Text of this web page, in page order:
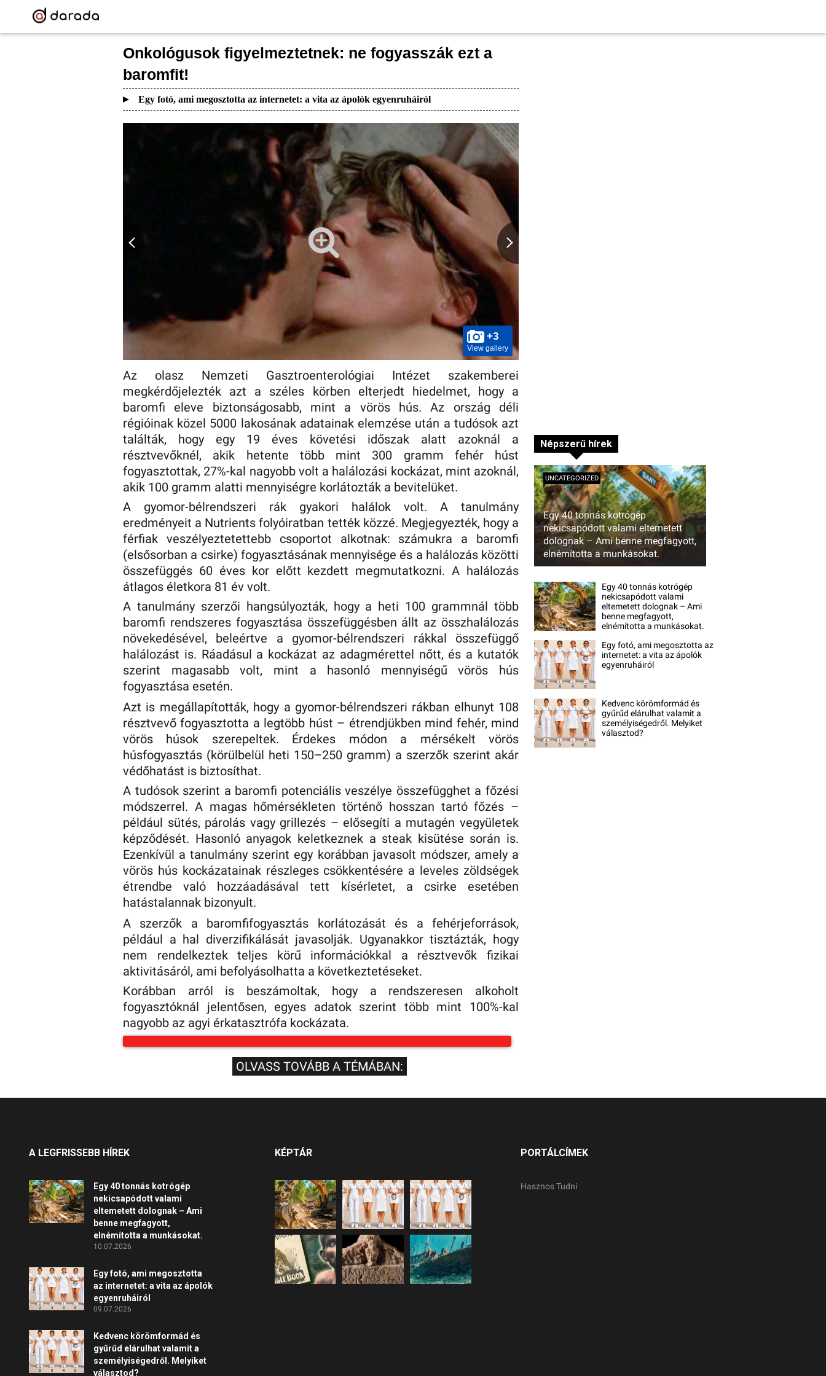
Onkológusok figyelmeztetnek: ne fogyasszák ezt a
baromfit!
Egy fotó, ami megosztotta az internetet: a vita az ápolók egyenruháiról
+3
View gallery
Az olasz Nemzeti Gasztroenterológiai Intézet szakemberei
megkérdőjelezték azt a széles körben elterjedt hiedelmet, hogy a
baromfi eleve biztonságosabb, mint a vörös hús. Az ország déli
régióinak közel 5000 lakosának adatainak elemzése után a tudósok azt
találták, hogy egy 19 éves követési időszak alatt azoknál a
résztvevőknél, akik hetente több mint 300 gramm fehér húst
fogyasztottak, 27%-kal nagyobb volt a halálozási kockázat, mint azoknál,
akik 100 gramm alatti mennyiségre korlátozták a bevitelüket.
A gyomor-bélrendszeri rák gyakori halálok volt. A tanulmány
eredményeit a Nutrients folyóiratban tették közzé. Megjegyezték, hogy a
férfiak veszélyeztetettebb csoportot alkotnak: számukra a baromfi
(elsősorban a csirke) fogyasztásának mennyisége és a halálozás közötti
összefüggés 60 éves kor előtt kezdett megmutatkozni. A halálozás
átlagos életkora 81 év volt.
A tanulmány szerzői hangsúlyozták, hogy a heti 100 grammnál több
baromfi rendszeres fogyasztása összefüggésben állt az összhalálozás
növekedésével, beleértve a gyomor-bélrendszeri rákkal összefüggő
halálozást is. Ráadásul a kockázat az adagmérettel nőtt, és a kutatók
szerint magasabb volt, mint a hasonló mennyiségű vörös hús
fogyasztása esetén.
Azt is megállapították, hogy a gyomor-bélrendszeri rákban elhunyt 108
résztvevő fogyasztotta a legtöbb húst – étrendjükben mind fehér, mind
vörös húsok szerepeltek. Érdekes módon a mérsékelt vörös
húsfogyasztás (körülbelül heti 150–250 gramm) a szerzők szerint akár
védőhatást is biztosíthat.
A tudósok szerint a baromfi potenciális veszélye összefügghet a főzési
módszerrel. A magas hőmérsékleten történő hosszan tartó főzés –
például sütés, párolás vagy grillezés – elősegíti a mutagén vegyületek
képződését. Hasonló anyagok keletkeznek a steak kisütése során is.
Ezenkívül a tanulmány szerint egy korábban javasolt módszer, amely a
vörös hús kockázatainak részleges csökkentésére a leveles zöldségek
étrendbe való hozzáadásával tett kísérletet, a csirke esetében
hatástalannak bizonyult.
A szerzők a baromfifogyasztás korlátozását és a fehérjeforrások,
például a hal diverzifikálását javasolják. Ugyanakkor tisztázták, hogy
nem rendelkeztek teljes körű információkkal a résztvevők fizikai
aktivitásáról, ami befolyásolhatta a következtetéseket.
Korábban arról is beszámoltak, hogy a rendszeresen alkoholt
fogyasztóknál jelentősen, egyes adatok szerint több mint 100%-kal
nagyobb az agyi érkatasztrófa kockázata.
OLVASS TOVÁBB A TÉMÁBAN:
Népszerű hírek
Egy 40 tonnás kotrógép
nekicsapódott valami eltemetett
dolognak – Ami benne megfagyott,
elnémította a munkásokat.
UNCATEGORIZED
Egy 40 tonnás kotrógép
nekicsapódott valami
eltemetett dolognak – Ami
benne megfagyott,
elnémította a munkásokat.
Egy fotó, ami megosztotta az
internetet: a vita az ápolók
egyenruháiról
Kedvenc körömformád és
gyűrűd elárulhat valamit a
személyiségedről. Melyiket
választod?
A LEGFRISSEBB HÍREK
Egy 40 tonnás kotrógép
nekicsapódott valami
eltemetett dolognak – Ami
benne megfagyott,
elnémította a munkásokat.
10.07.2026
Egy fotó, ami megosztotta
az internetet: a vita az ápolók
egyenruháiról
09.07.2026
Kedvenc körömformád és
gyűrűd elárulhat valamit a
személyiségedről. Melyiket
választod?
KÉPTÁR PORTÁLCÍMEK
Hasznos Tudni